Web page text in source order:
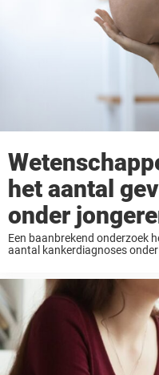
het aantal
onder
Een baanbrekend onderzoek
aantal kankerdiagnoses
onderzoek waarin ...